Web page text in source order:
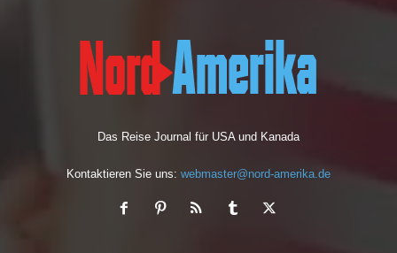
Das Reise Journal für USA und Kanada
Kontaktieren Sie uns: webmaster@nord-amerika.de